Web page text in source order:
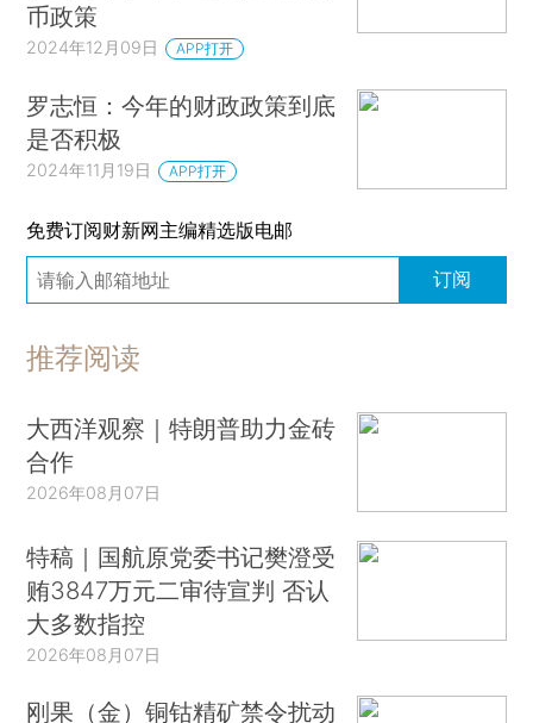
币政策
2024年12月09日 APP打开
罗志恒：今年的财政政策到底
是否积极
2024年11月19日 APP打开
免费订阅财新网主编精选版电邮
订阅
推荐阅读
大西洋观察｜特朗普助力金砖
合作
2026年08月07日
特稿｜国航原党委书记樊澄受
贿3847万元二审待宣判 否认
大多数指控
2026年08月07日
刚果（金）铜钴精矿禁令扰动